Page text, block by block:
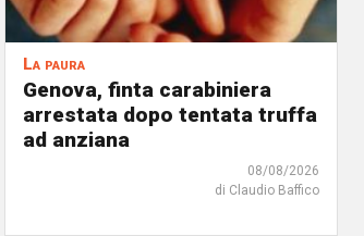
La paura
Genova, finta carabiniera
arrestata dopo tentata truffa
ad anziana
08/08/2026
di Claudio Baffico